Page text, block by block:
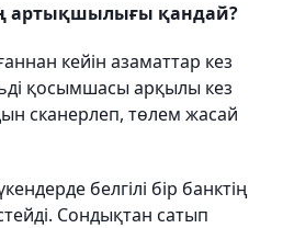
артықшылығы қандай?
кейін азаматтар кез
қосымшасы арқылы кез
сканерлеп, төлем жасай
белгілі бір банктің
Сондықтан сатып